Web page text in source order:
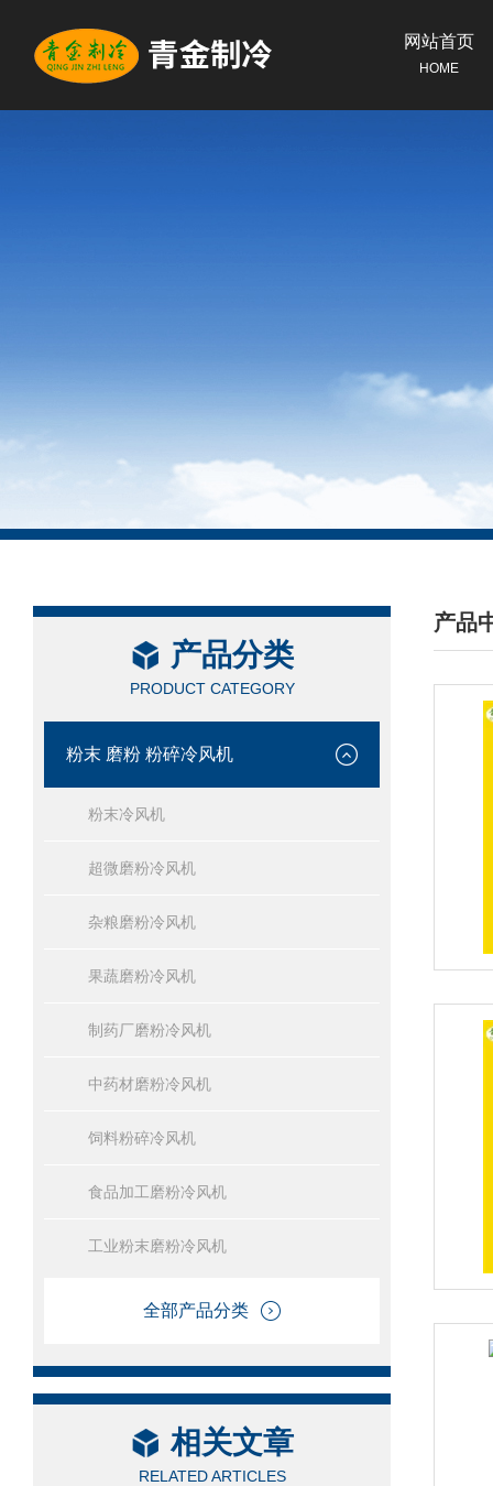
网站首页
HOME
产品分类
PRODUCT CATEGORY
粉末 磨粉 粉碎冷风机
粉末冷风机
超微磨粉冷风机
杂粮磨粉冷风机
果蔬磨粉冷风机
制药厂磨粉冷风机
中药材磨粉冷风机
饲料粉碎冷风机
食品加工磨粉冷风机
工业粉末磨粉冷风机
全部产品分类
相关文章
RELATED ARTICLES
产品
/